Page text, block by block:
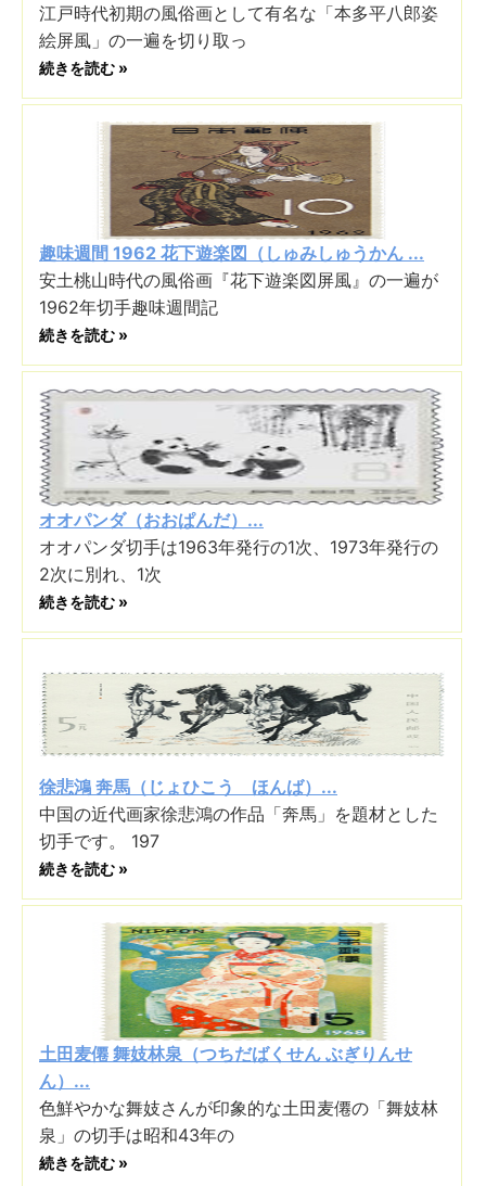
江戸時代初期の風俗画として有名な「本多平八郎姿
絵屏風」の一遍を切り取っ
続きを読む »
趣味週間 1962 花下遊楽図（しゅみしゅうかん ...
安土桃山時代の風俗画『花下遊楽図屏風』の一遍が
1962年切手趣味週間記
続きを読む »
オオパンダ（おおぱんだ）...
オオパンダ切手は1963年発行の1次、1973年発行の
2次に別れ、1次
続きを読む »
徐悲鴻 奔馬（じょひこう ほんば）...
中国の近代画家徐悲鴻の作品「奔馬」を題材とした
切手です。 197
続きを読む »
土田麦僊 舞妓林泉（つちだばくせん ぶぎりんせ
ん）...
色鮮やかな舞妓さんが印象的な土田麦僊の「舞妓林
泉」の切手は昭和43年の
続きを読む »